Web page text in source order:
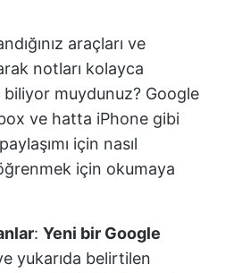
araçları ve
notları kolayca
muydunuz? Google
ve hatta iPhone gibi
için nasıl
için okumaya
: Yeni bir Google
yukarıda belirtilen